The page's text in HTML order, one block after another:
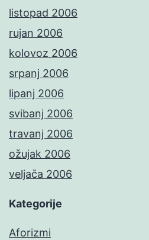
listopad 2006
rujan 2006
kolovoz 2006
srpanj 2006
lipanj 2006
svibanj 2006
travanj 2006
ožujak 2006
veljača 2006
Kategorije
Aforizmi